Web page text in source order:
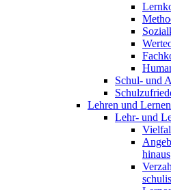
Schul- und
Lehren und Lernen
Lehr- und
hinaus